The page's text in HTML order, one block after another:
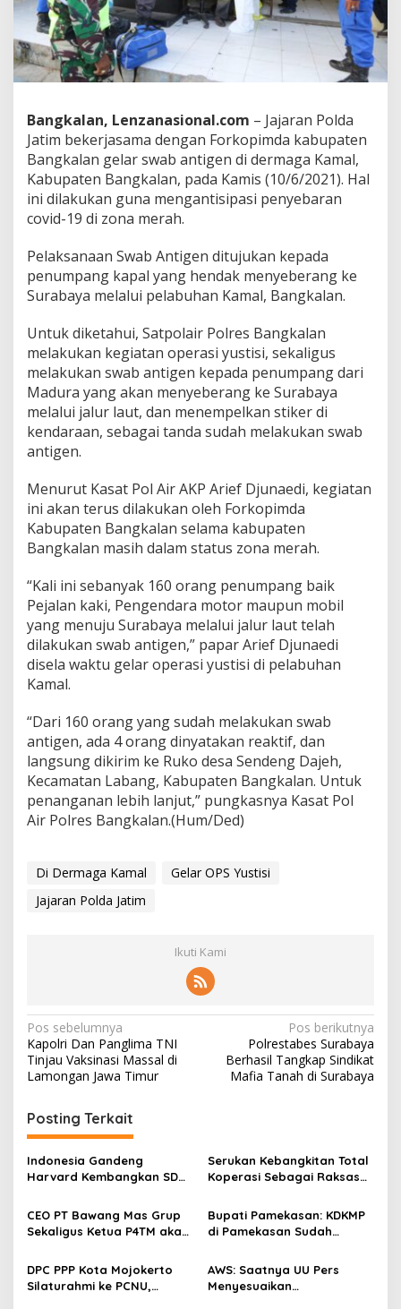
b
A
n
t
i
n
d
i
e
a
u
a
n
a
m
l
,
4
D
a
t
a
k
a
R
e
a
k
t
i
Bangkalan, Lenzanasional.com – Jajaran Polda
Jatim bekerjasama dengan Forkopimda kabupaten
Bangkalan gelar swab antigen di dermaga Kamal,
Kabupaten Bangkalan, pada Kamis (10/6/2021). Hal
ini dilakukan guna mengantisipasi penyebaran
covid-19 di zona merah.
Pelaksanaan Swab Antigen ditujukan kepada
penumpang kapal yang hendak menyeberang ke
Surabaya melalui pelabuhan Kamal, Bangkalan.
Untuk diketahui, Satpolair Polres Bangkalan
melakukan kegiatan operasi yustisi, sekaligus
melakukan swab antigen kepada penumpang dari
Madura yang akan menyeberang ke Surabaya
melalui jalur laut, dan menempelkan stiker di
kendaraan, sebagai tanda sudah melakukan swab
antigen.
Menurut Kasat Pol Air AKP Arief Djunaedi, kegiatan
ini akan terus dilakukan oleh Forkopimda
Kabupaten Bangkalan selama kabupaten
Bangkalan masih dalam status zona merah.
“Kali ini sebanyak 160 orang penumpang baik
Pejalan kaki, Pengendara motor maupun mobil
yang menuju Surabaya melalui jalur laut telah
dilakukan swab antigen,” papar Arief Djunaedi
disela waktu gelar operasi yustisi di pelabuhan
Kamal.
“Dari 160 orang yang sudah melakukan swab
antigen, ada 4 orang dinyatakan reaktif, dan
langsung dikirim ke Ruko desa Sendeng Dajeh,
Kecamatan Labang, Kabupaten Bangkalan. Untuk
penanganan lebih lanjut,” pungkasnya Kasat Pol
Air Polres Bangkalan.(Hum/Ded)
Di Dermaga Kamal
Gelar OPS Yustisi
Jajaran Polda Jatim
Ikuti Kami
N
a
v
i
g
a
s
i
p
s
Pos sebelumnya
Kapolri Dan Panglima TNI
Tinjau Vaksinasi Massal di
Lamongan Jawa Timur
Pos berikutnya
Polrestabes Surabaya
Berhasil Tangkap Sindikat
Mafia Tanah di Surabaya
Posting Terkait
Indonesia Gandeng
Harvard Kembangkan SDM
Dunia
Serukan Kebangkitan Total
Koperasi Sebagai Raksasa
79
CEO PT Bawang Mas Grup
Sekaligus Ketua P4TM akan
Tembakau di Madura
Bupati Pamekasan: KDKMP
di Pamekasan Sudah
Selesai Akhir Juli 2026
DPC PPP Kota Mojokerto
Silaturahmi ke PCNU,
AWS: Saatnya UU Pers
Menyesuaikan